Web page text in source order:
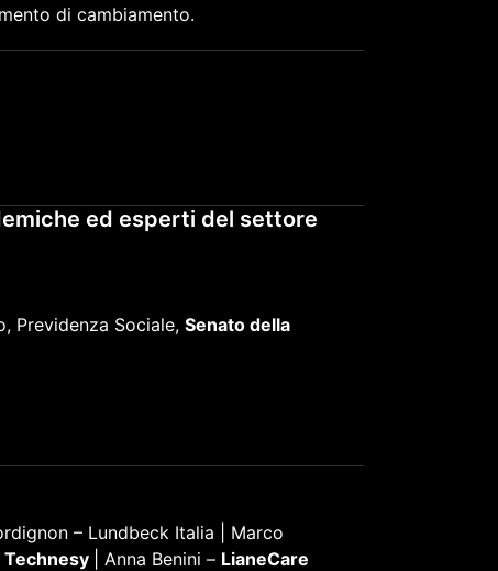
di cambiamento.
ed esperti del settore
Previdenza Sociale, Senato della
– Lundbeck Italia | Marco
Technesy | Anna Benini – LianeCare